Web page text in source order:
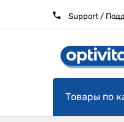
Support /
Товары по